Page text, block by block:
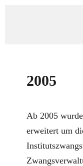
2005
Ab 2005
erweitert um